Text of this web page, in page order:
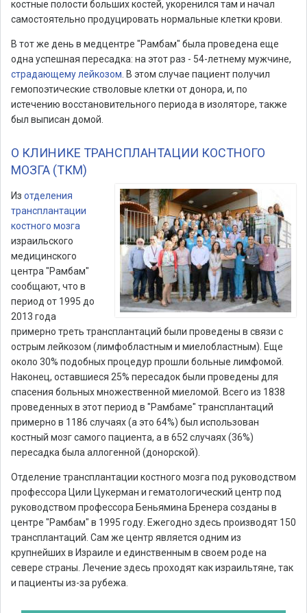
костные полости больших костей, укоренился там и начал
самостоятельно продуцировать нормальные клетки крови.
В тот же день в медцентре "Рамбам" была проведена еще
одна успешная пересадка: на этот раз - 54-летнему мужчине,
страдающему лейкозом . В этом случае пациент получил
гемопоэтические стволовые клетки от донора, и, по
истечению восстановительного периода в изоляторе, также
был выписан домой.
О КЛИНИКЕ ТРАНСПЛАНТАЦИИ КОСТНОГО
МОЗГА (ТКМ)
Из отделения
трансплантации
костного мозга
израильского
медицинского
центра "Рамбам"
сообщают, что в
период от 1995 до
2013 года
примерно треть трансплантаций были проведены в связи с
острым лейкозом (лимфобластным и миелобластным). Еще
около 30% подобных процедур прошли больные лимфомой.
Наконец, оставшиеся 25% пересадок были проведены для
спасения больных множественной миеломой. Всего из 1838
проведенных в этот период в "Рамбаме" трансплантаций
примерно в 1186 случаях (а это 64%) был использован
костный мозг самого пациента, а в 652 случаях (36%)
пересадка была аллогенной (донорской).
Отделение трансплантации костного мозга под руководством
профессора Цили Цукерман и гематологический центр под
руководством профессора Беньямина Бренера созданы в
центре "Рамбам" в 1995 году. Ежегодно здесь производят 150
трансплантаций. Сам же центр является одним из
крупнейших в Израиле и единственным в своем роде на
севере страны. Лечение здесь проходят как израильтяне, так
и пациенты из-за рубежа.